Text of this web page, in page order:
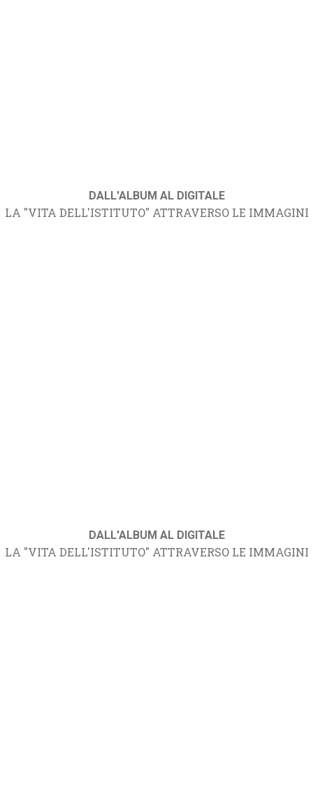
DALL'ALBUM AL DIGITALE
LA "VITA DELL'ISTITUTO" ATTRAVERSO LE IMMAGINI
DALL'ALBUM AL DIGITALE
LA "VITA DELL'ISTITUTO" ATTRAVERSO LE IMMAGINI